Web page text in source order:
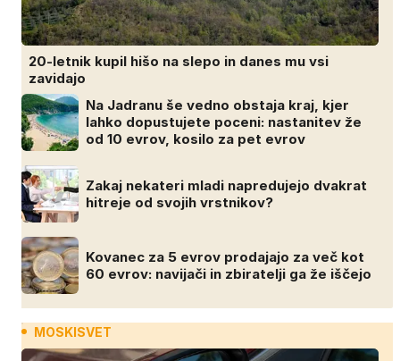
20-letnik kupil hišo na slepo in danes mu vsi
zavidajo
Na Jadranu še vedno obstaja kraj, kjer
lahko dopustujete poceni: nastanitev že
od 10 evrov, kosilo za pet evrov
Zakaj nekateri mladi napredujejo dvakrat
hitreje od svojih vrstnikov?
Kovanec za 5 evrov prodajajo za več kot
60 evrov: navijači in zbiratelji ga že iščejo
MOSKISVET